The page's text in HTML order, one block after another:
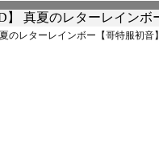
のレターレインボー【哥特服初音】